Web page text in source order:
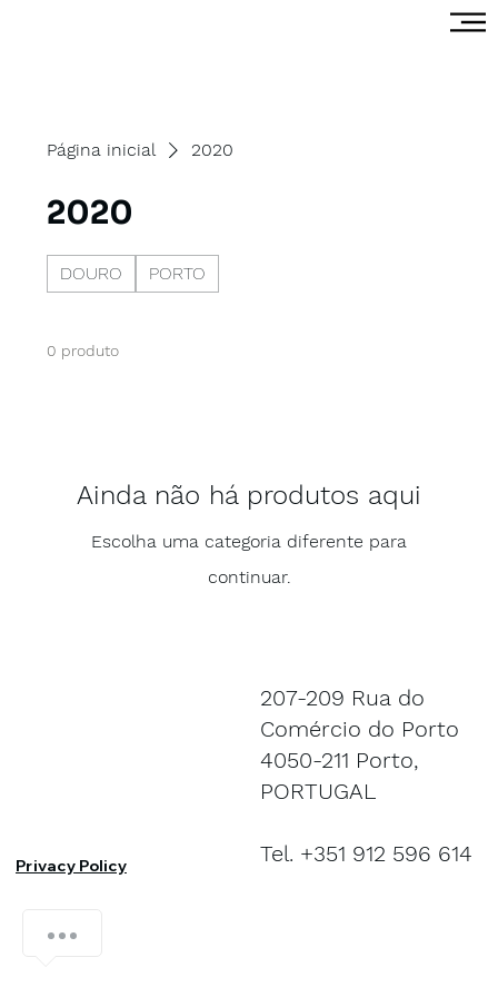
Página inicial 2020
2020
DOURO PORTO
0 produto
Ainda não há produtos aqui
Escolha uma categoria diferente para
continuar.
207-209 Rua do
Comércio do Porto
4050-211 Porto,
PORTUGAL
Tel. +351 912 596 614
Privacy Policy